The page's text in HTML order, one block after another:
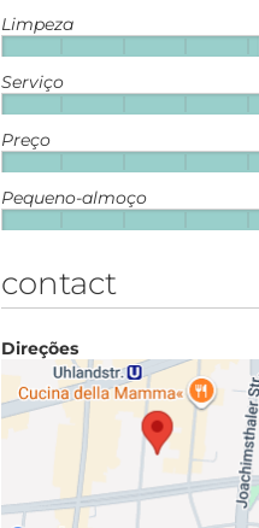
Limpeza
Serviço
Preço
Pequeno-almoço
contact
Direções